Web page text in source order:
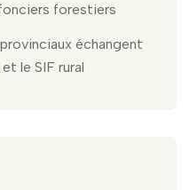
forestiers
échangent
le SIF rural